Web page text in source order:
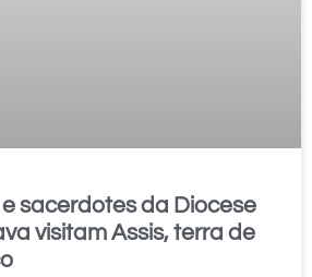
e sacerdotes da Diocese
visitam Assis, terra de